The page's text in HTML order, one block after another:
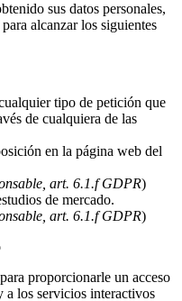
sus datos personales,
alcanzar los siguientes
tipo de petición que
de cualquiera de las
en la página web del
art. 6.1.f GDPR)
de mercado.
art. 6.1.f GDPR)
proporcionarle un acceso
a los servicios interactivos